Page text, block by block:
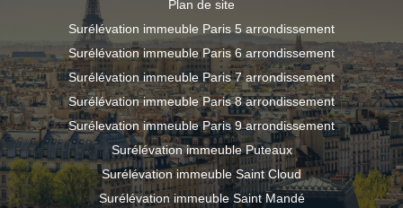
Plan de site
Surélévation immeuble Paris 5 arrondissement
Surélévation immeuble Paris 6 arrondissement
Surélévation immeuble Paris 7 arrondissement
Surélévation immeuble Paris 8 arrondissement
Surélevation immeuble Paris 9 arrondissement
Surélévation immeuble Puteaux
Surélévation immeuble Saint Cloud
Surélévation immeuble Saint Mandé